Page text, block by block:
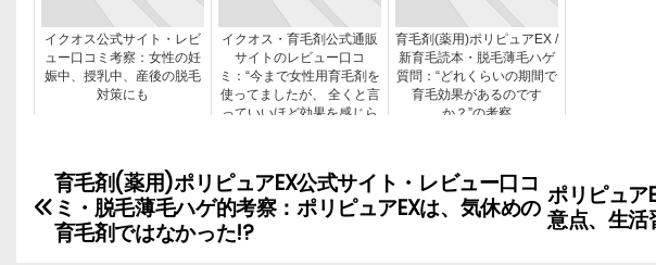
イクオス公式サイト・レビ
ュー口コミ考察：女性の妊
娠中、授乳中、産後の脱毛
対策にも
イクオス・育毛剤公式通販
サイトのレビュー口コ
ミ：“今まで女性用育毛剤を
使ってましたが、 全くと言
っていいほど効果を感じら
育毛剤(薬用)ポリピュアEX /
新育毛読本・脱毛薄毛ハゲ
質問：“どれくらいの期間で
育毛効果があるのです
か？”の考察
投
稿
ポリピュア
意点、生活
育毛剤(薬用)ポリピュアEX公式サイト・レビュー口コ
ミ・脱毛薄毛ハゲ的考察：ポリピュアEXは、気休めの
育毛剤ではなかった!?